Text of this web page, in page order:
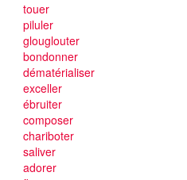
touer
piluler
glouglouter
bondonner
dématérialiser
exceller
ébruiter
composer
chariboter
saliver
adorer